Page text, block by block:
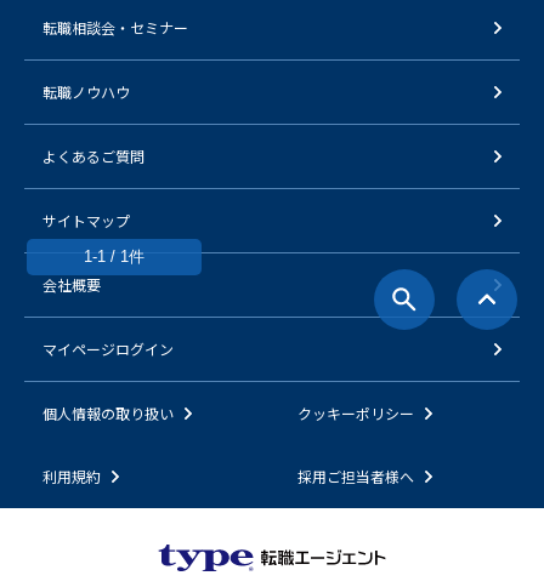
1-1 / 1件
転職相談会・セミナー
転職ノウハウ
よくあるご質問
サイトマップ
会社概要
マイページログイン
個人情報の取り扱い クッキーポリシー
利用規約 採用ご担当者様へ